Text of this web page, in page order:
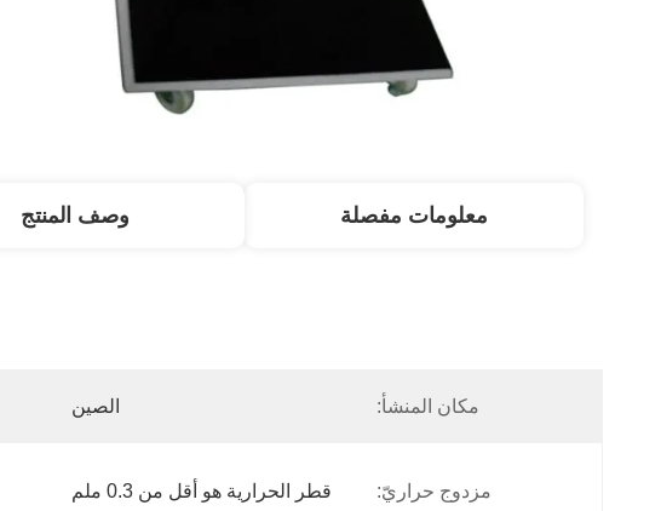
معلومات مفصلة وصف المنتج
مكان المنشأ: الصين
مزدوج حراريّ: قطر الحرارية هو أقل من 0.3 ملم